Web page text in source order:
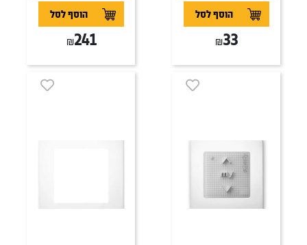
₪33
הוסף לסל
₪241
הוסף לסל